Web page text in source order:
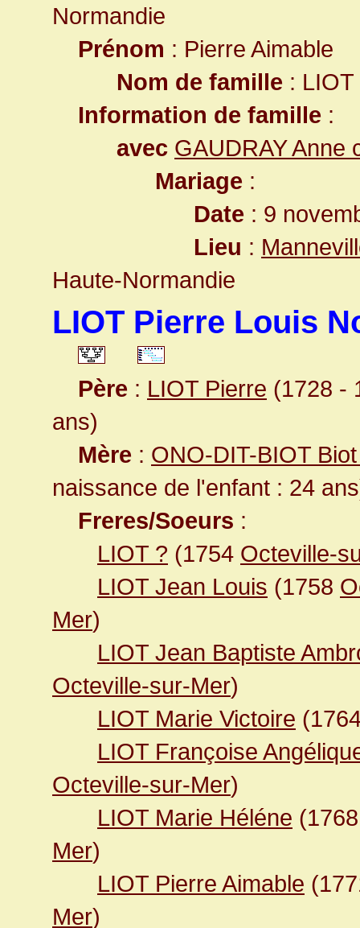
Normandie
Prénom : Pierre Aimable
Nom de famille : LIOT
Information de famille :
avec GAUDRAY Anne
Mariage :
Date : 9
Lieu :
Haute-Normandie
LIOT Pierre Louis
Père : LIOT Pierre (1728 -
ans)
Mère : ONO-DIT-BIOT
naissance de l'enfant : 24
Freres/Soeurs :
LIOT ? (1754 Octeville-
LIOT Jean Louis (1758
Mer)
LIOT Jean Baptiste
Octeville-sur-Mer)
LIOT Marie Victoire
LIOT Françoise
Octeville-sur-Mer)
LIOT Marie Héléne
Mer)
LIOT Pierre Aimable
Mer)